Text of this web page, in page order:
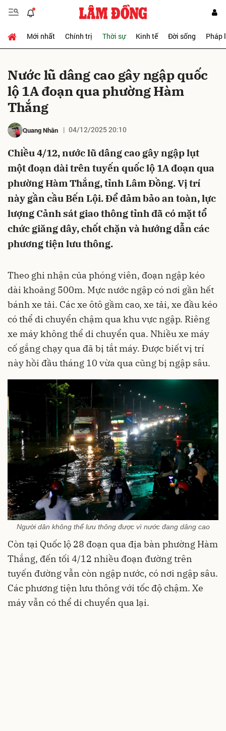
Mới nhất Chính trị Thời sự Kinh tế Đời sống Pháp
Nước lũ dâng cao gây ngập quốc
lộ 1A đoạn qua phường Hàm
Thắng
Quang Nhân 04/12/2025 20:10
Chiều 4/12, nước lũ dâng cao gây ngập lụt
một đoạn dài trên tuyến quốc lộ 1A đoạn qua
phường Hàm Thắng, tỉnh Lâm Đồng. Vị trí
này gần cầu Bến Lội. Để đảm bảo an toàn, lực
lượng Cảnh sát giao thông tỉnh đã có mặt tổ
chức giăng dây, chốt chặn và hướng dẫn các
phương tiện lưu thông.
Theo ghi nhận của phóng viên, đoạn ngập kéo
dài khoảng 500m. Mực nước ngập có nơi gần hết
bánh xe tải. Các xe ôtô gầm cao, xe tải, xe đầu kéo
có thể di chuyển chậm qua khu vực ngập. Riêng
xe máy không thể di chuyển qua. Nhiều xe máy
cố gắng chạy qua đã bị tắt máy. Được biết vị trí
này hồi đầu tháng 10 vừa qua cũng bị ngập sâu.
Người dân không thể lưu thông được vì nước đang dâng cao
Còn tại Quốc lộ 28 đoạn qua địa bàn phường Hàm
Thắng, đến tối 4/12 nhiều đoạn đường trên
tuyến đường vẫn còn ngập nước, có nơi ngập sâu.
Các phương tiện lưu thông với tốc độ chậm. Xe
máy vẫn có thể di chuyển qua lại.
Gửi bình luận
Hủy Gửi